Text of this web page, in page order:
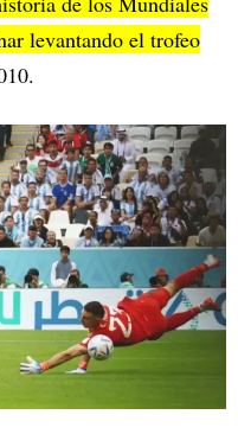
levantando el trofeo